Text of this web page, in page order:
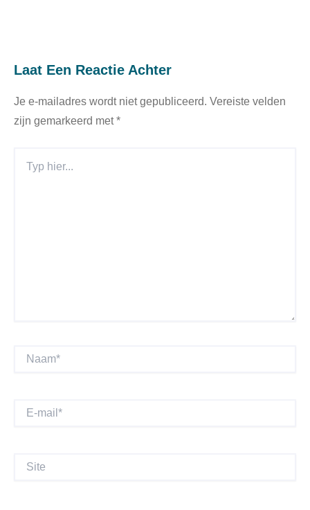
Laat Een Reactie Achter
Je e-mailadres wordt niet gepubliceerd. Vereiste velden
zijn gemarkeerd met*
Hier...
Naam*
Site